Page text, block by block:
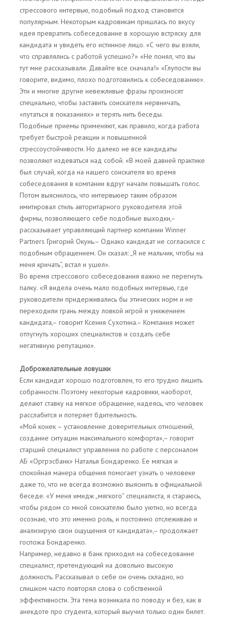
стрессового интервью, подобный подход становится
популярным. Некоторым кадровикам пришлась по вкусу
идея превратить собеседование в хорошую встряску для
кандидата и увидеть его истинное лицо. «С чего вы взяли,
что справлялись с работой успешно?» «Не понял, что вы
тут мне рассказывали. Давайте все сначала!» «Глупости вы
говорите, видимо, плохо подготовились к собеседованию».
Эти и многие другие невежливые фразы произносят
специально, чтобы заставить соискателя нервничать,
«путаться в показаниях» и терять нить беседы.
Подобные приемы применяют, как правило, когда работа
требует быстрой реакции и повышенной
стрессоустойчивости. Но далеко не все кандидаты
позволяют издеваться над собой. «В моей давней практике
был случай, когда на нашего соискателя во время
собеседования в компании вдруг начали повышать голос.
Потом выяснилось, что интервьюер таким образом
имитировал стиль авторитарного руководителя этой
фирмы, позволяющего себе подобные выходки,–
рассказывает управляющий партнер компании Winner
Partners Григорий Окунь.– Однако кандидат не согласился с
подобным обращением. Он сказал: „Я не мальчик, чтобы на
меня кричать”, встал и ушел».
Во время стрессового собеседования важно не перегнуть
палку. «Я видела очень мало подобных интервью, где
руководители придерживались бы этических норм и не
переходили грань между ловкой игрой и унижением
кандидата,– говорит Ксения Сухотина.– Компания может
отпугнуть хороших специалистов и создать себе
негативную репутацию».
Доброжелательные ловушки
Если кандидат хорошо подготовлен, то его трудно лишить
собранности. Поэтому некоторые кадровики, наоборот,
делают ставку на мягкое обращение, надеясь, что человек
расслабится и потеряет бдительность.
«Мой конек – установление доверительных отношений,
создание ситуации максимального комфорта»,– говорит
старший специалист управления по работе с персоналом
АБ «Оргрэсбанк» Наталья Бондаренко. Ее мягкая и
спокойная манера общения помогает узнать о человеке
даже то, что не всегда возможно выяснить в официальной
беседе. «У меня имидж „мягкого” специалиста, я стараюсь,
чтобы рядом со мной соискателю было уютно, но всегда
осознаю, что это именно роль, и постоянно отслеживаю и
анализирую свои ощущения от кандидата»,– продолжает
госпожа Бондаренко.
Например, недавно в банк приходил на собеседование
специалист, претендующий на довольно высокую
должность. Рассказывал о себе он очень складно, но
слишком часто повторял слова о собственной
эффективности. Эта тема возникала по поводу и без, как в
анекдоте про студента, который выучил только один билет.